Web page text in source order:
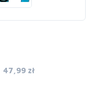
47,99 zł